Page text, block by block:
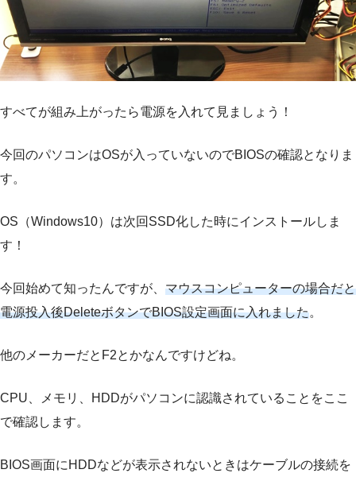
すべてが組み上がったら電源を入れて見ましょう！
今回のパソコンはOSが入っていないのでBIOSの確認となりま
す。
OS（Windows10）は次回SSD化した時にインストールしま
す！
今回始めて知ったんですが、 マウスコンピューターの場合だと
電源投入後DeleteボタンでBIOS設定画面に入れました。
他のメーカーだとF2とかなんですけどね。
CPU、メモリ、HDDがパソコンに認識されていることをここ
で確認します。
BIOS画面にHDDなどが表示されないときはケーブルの接続を